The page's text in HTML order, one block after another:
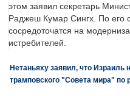
этом заявил секретарь
Раджеш Кумар Сингх. По его
сосредоточатся на
истребителей.
Нетаньяху заявил, что Израиль
трамповского "Совета мира"